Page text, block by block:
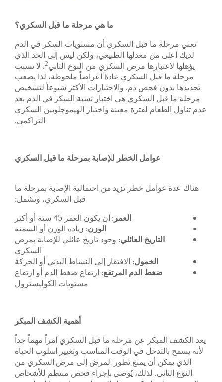
ما هي مرحلة ما قبل السكري؟
قبل السكري أن مستويات السكر في الدم
معدلها الطبيعي، ولكن ليس إلى الحد الذي
مرض السكري من النوع الثاني2. لا تسبب
السكري عادةً أعراضاً ملحوظة، لذا يصعب
دم. والاختبارات الأكثر شيوعاً لتشخيص
هي اختبار نسبة السكر في الدم بعد
لفترة معينة واختبار الهيموجلوبين السكري
الخطر للإصابة بمرحلة ما قبل السكري
خطر تزيد من احتمالية الإصابة بمرحلة ما
قبل السكري، وتشمل:
العمر
: أن يكون العمر 45 سنة أو أكثر
: زيادة الوزن أو السمنة
العائلي
: وجود تاريخ عائلي للإصابة بمرض
: الافتقار إلى النشاط البدني أو الحركة
الدم
: ارتفاع ضغط الدم أو ارتفاع
مستويات الكوليسترول
أهمية الكشف المبكر
عن مرحلة ما قبل السكري أمراً مهماً جداً
في الوقت المناسب وتغيير أسلوب الحياة
أن يمنع تطور المرض إلى مرض السكري من
لذلك، يُوصى بإجراء فحص منتظم للأشخاص